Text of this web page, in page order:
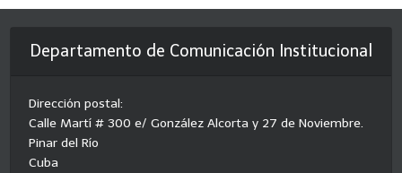
Departamento de Comunicación Institucional
Dirección postal:
Calle Martí # 300 e/ González Alcorta y 27 de Noviembre.
Pinar del Río
Cuba